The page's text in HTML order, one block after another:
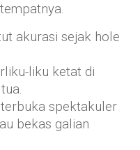
akurasi sejak hole
liku ketat di
spektakuler
bekas galian